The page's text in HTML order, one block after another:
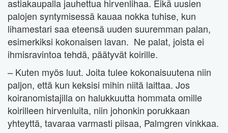
astiakaupalla jauhettua hirvenlihaa. Eikä uusien
palojen syntymisessä kauaa nokka tuhise, kun
lihamestari saa eteensä uuden suuremman palan,
esimerkiksi kokonaisen lavan. Ne palat, joista ei
ihmisravintoa tehdä, päätyvät koirille.
– Kuten myös luut. Joita tulee kokonaisuutena niin
paljon, että kun keksisi mihin niitä laittaa. Jos
koiranomistajilla on halukkuutta hommata omille
koirilleen hirvenluita, niin johonkin porukkaan
yhteyttä, tavaraa varmasti piisaa, Palmgren vinkkaa.